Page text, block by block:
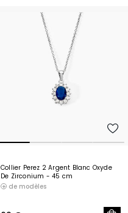
Collier Perez 2 Argent Blanc Oxyde
De Zirconium - 45 cm
de modèles